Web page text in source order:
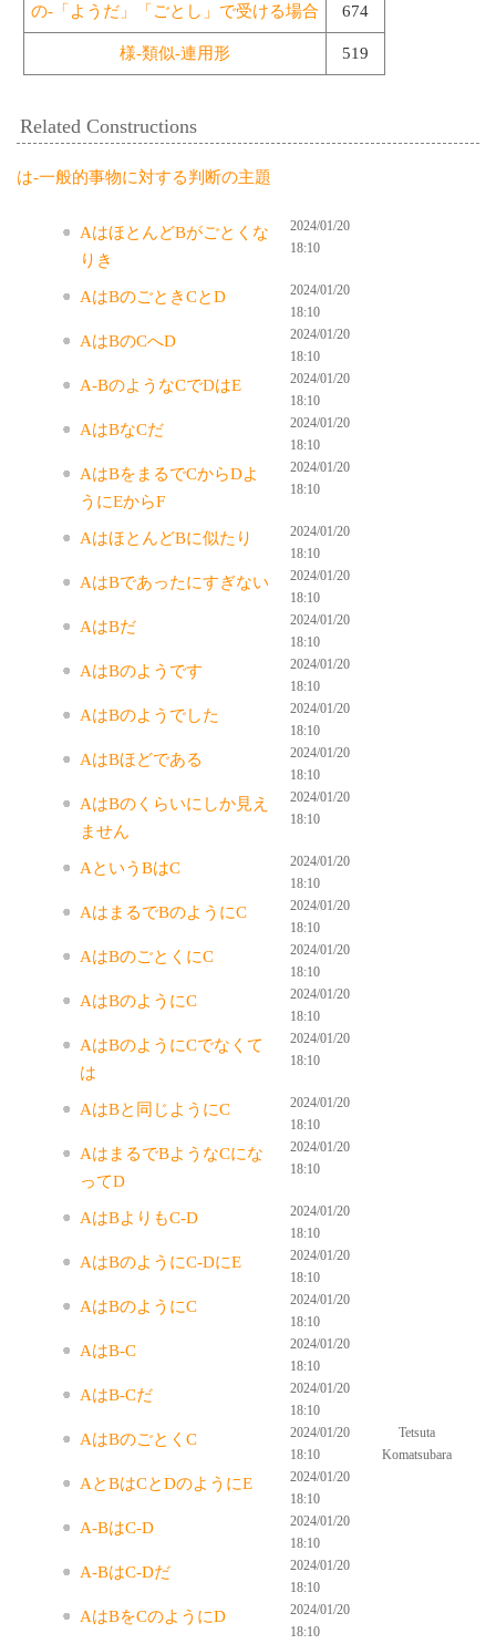
の-「ようだ」「ごとし」で受ける場合 674
様-類似-連用形 519
Related Constructions
は-一般的事物に対する判断の主題
AはほとんどBがごとくな
りき
2024/01/20
18:10
AはBのごときCとD
2024/01/20
18:10
AはBのCへD
2024/01/20
18:10
A-BのようなCでDはE
2024/01/20
18:10
AはBなCだ
2024/01/20
18:10
AはBをまるでCからDよ
うにEからF
2024/01/20
18:10
AはほとんどBに似たり
2024/01/20
18:10
AはBであったにすぎない
2024/01/20
18:10
AはBだ
2024/01/20
18:10
AはBのようです
2024/01/20
18:10
AはBのようでした
2024/01/20
18:10
AはBほどである
2024/01/20
18:10
AはBのくらいにしか見え
ません
2024/01/20
18:10
AというBはC
2024/01/20
18:10
AはまるでBのようにC
2024/01/20
18:10
AはBのごとくにC
2024/01/20
18:10
AはBのようにC
2024/01/20
18:10
AはBのようにCでなくて
は
2024/01/20
18:10
AはBと同じようにC
2024/01/20
18:10
AはまるでBようなCにな
ってD
2024/01/20
18:10
AはBよりもC-D
2024/01/20
18:10
AはBのようにC-DにE
2024/01/20
18:10
AはBのようにC
2024/01/20
18:10
AはB-C
2024/01/20
18:10
AはB-Cだ
2024/01/20
18:10
AはBのごとくC
2024/01/20
18:10
Tetsuta
Komatsubara
AとBはCとDのようにE
2024/01/20
18:10
A-BはC-D
2024/01/20
18:10
A-BはC-Dだ
2024/01/20
18:10
AはBをCのようにD
2024/01/20
18:10